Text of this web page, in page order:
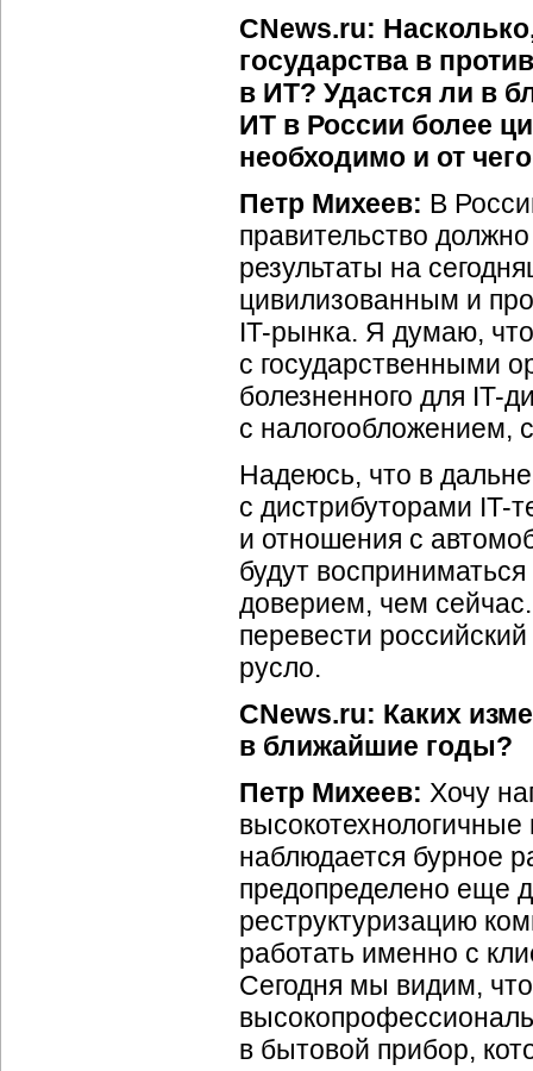
CNews.ru:
государства в
в ИТ? Удастся ли в
ИТ в России более
необходимо и от
Петр Михеев: В
правительство
результаты на
цивилизованным и
IT-рынка. Я думаю,
с государственными
болезненного для IT-
с налогообложением,
Надеюсь, что в
с дистрибуторами IT-
и отношения с
будут
доверием, чем сейчас.
перевести
русло.
CNews.ru: Каких
в ближайшие годы?
Петр Михеев: Хочу
наблюдается бурное
предопределено еще
реструктуризацию
работать именно с
Сегодня мы видим,
в бытовой прибор,